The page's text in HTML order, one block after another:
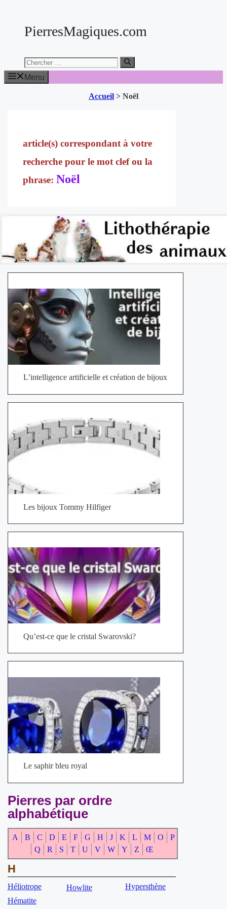
contenuPierresMagiques.com
Chercher:
Menu
Accueil > Noël
Noël
L’intelligence artificielle et création de bijoux
Les bijoux Tommy Hilfiger
Qu’est-ce que le cristal Swarovski?
Le saphir bleu royal
Pierres par ordre
alphabétique
A B C D E F G H J K L M O
P
Q
R S T U V W Y Z Œ
H
Héliotrope
Hématite
Howlite Hypersthène